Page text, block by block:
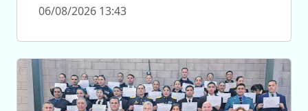
06/08/2026 13:43